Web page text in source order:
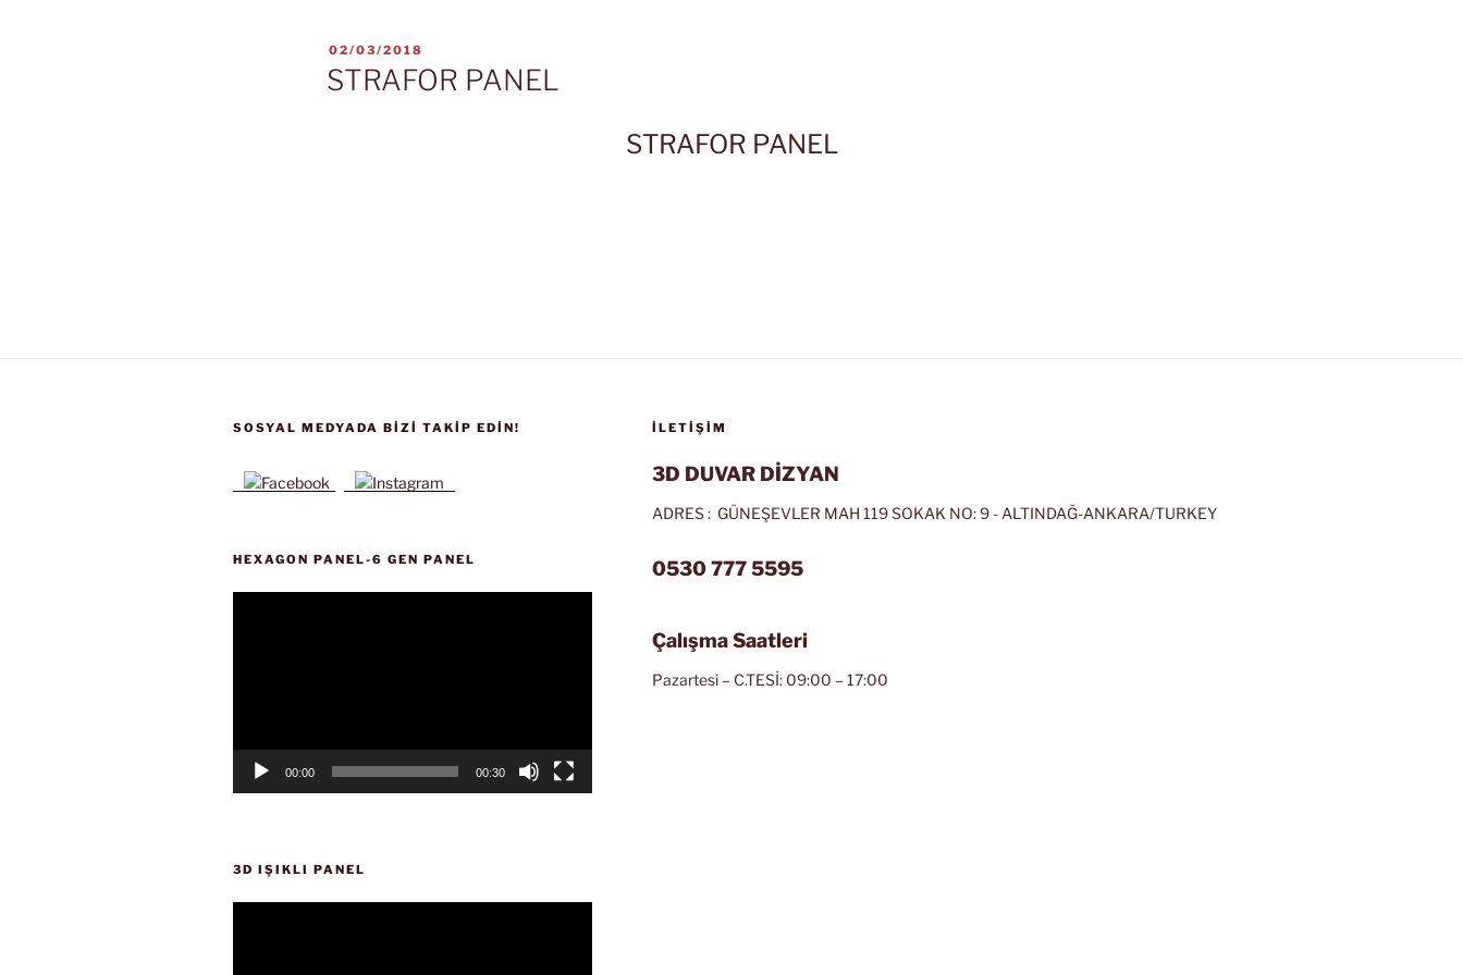
YAYIM
TARIHI
02/03/2018
STRAFOR PANEL
STRAFOR PANEL
SOSYAL MEDYADA BIZI TAKIP EDIN!
HEXAGON PANEL-6 GEN PANEL
00:00 00:30
3D IŞIKLI PANEL
İLETIŞIM
3D DUVAR DİZYAN
ADRES : GÜNEŞEVLER MAH 119 SOKAK NO: 9 - ALTINDAĞ-ANKARA/TURKEY
0530 777 5595
Çalışma Saatleri
Pazartesi – C.TESİ: 09:00 – 17:00